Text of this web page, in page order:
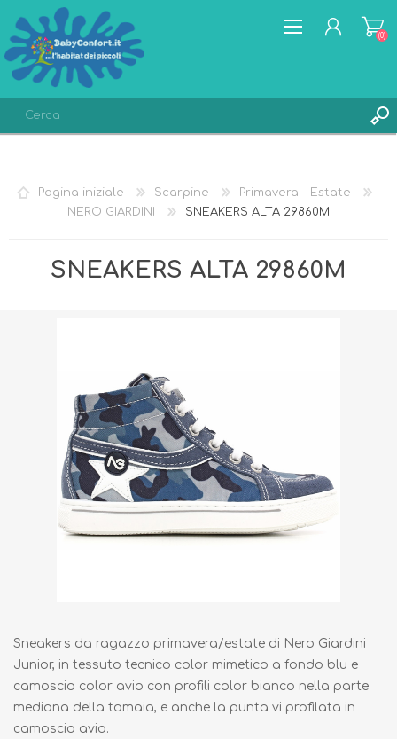
LISTA DEI DESIDERI
(0)
Pagina iniziale Scarpine
Primavera - Estate
NERO GIARDINI
SNEAKERS ALTA 29860M
SNEAKERS ALTA 29860M
Sneakers da ragazzo primavera/estate di Nero Giardini
Junior, in tessuto tecnico color mimetico a fondo blu e
camoscio color avio con profili color bianco nella parte
mediana della tomaia, e anche la punta vi profilata in
camoscio avio.